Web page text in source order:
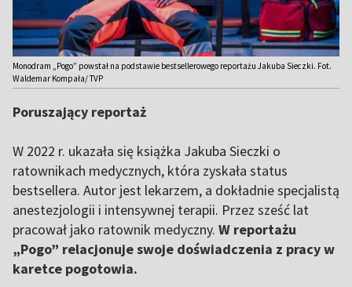
Monodram „Pogo” powstał na podstawie bestsellerowego reportażu Jakuba Sieczki. Fot.
Waldemar Kompała/ TVP
Poruszający reportaż
W 2022 r. ukazała się książka Jakuba Sieczki o
ratownikach medycznych, która zyskała status
bestsellera. Autor jest lekarzem, a dokładnie specjalistą
anestezjologii i intensywnej terapii. Przez sześć lat
pracował jako ratownik medyczny. W reportażu
„Pogo” relacjonuje swoje doświadczenia z pracy w
karetce pogotowia.